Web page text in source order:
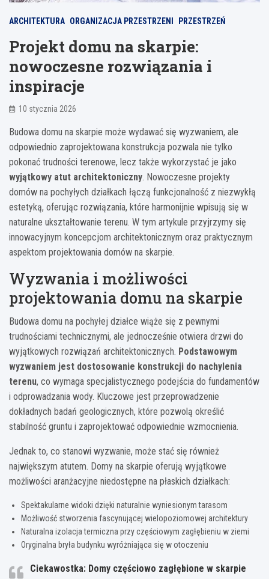
ARCHITEKTURA ORGANIZACJA PRZESTRZENI PRZESTRZEŃ
Projekt domu na skarpie:
nowoczesne rozwiązania i
inspiracje
10 stycznia 2026
Budowa domu na skarpie może wydawać się wyzwaniem, ale
odpowiednio zaprojektowana konstrukcja pozwala nie tylko
pokonać trudności terenowe, lecz także wykorzystać je jako
wyjątkowy atut architektoniczny. Nowoczesne projekty
domów na pochyłych działkach łączą funkcjonalność z niezwykłą
estetyką, oferując rozwiązania, które harmonijnie wpisują się w
naturalne ukształtowanie terenu. W tym artykule przyjrzymy się
innowacyjnym koncepcjom architektonicznym oraz praktycznym
aspektom projektowania domów na skarpie.
Wyzwania i możliwości
projektowania domu na skarpie
Budowa domu na pochyłej działce wiąże się z pewnymi
trudnościami technicznymi, ale jednocześnie otwiera drzwi do
wyjątkowych rozwiązań architektonicznych. Podstawowym
wyzwaniem jest dostosowanie konstrukcji do nachylenia
terenu, co wymaga specjalistycznego podejścia do fundamentów
i odprowadzania wody. Kluczowe jest przeprowadzenie
dokładnych badań geologicznych, które pozwolą określić
stabilność gruntu i zaprojektować odpowiednie wzmocnienia.
Jednak to, co stanowi wyzwanie, może stać się również
największym atutem. Domy na skarpie oferują wyjątkowe
możliwości aranżacyjne niedostępne na płaskich działkach:
Spektakularne widoki dzięki naturalnie wyniesionym tarasom
Możliwość stworzenia fascynującej wielopoziomowej architektury
Naturalna izolacja termiczna przy częściowym zagłębieniu w ziemi
Oryginalna bryła budynku wyróżniająca się w otoczeniu
Ciekawostka: Domy częściowo zagłębione w skarpie